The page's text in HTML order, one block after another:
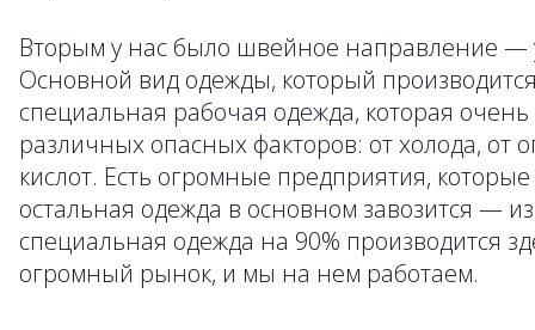
Вторым у нас было швейное направление —
Основной вид одежды, который
специальная рабочая одежда, которая
различных опасных факторов: от холода, от
кислот. Есть огромные предприятия,
остальная одежда в основном завозится —
специальная одежда на 90% производится
огромный рынок, и мы на нем работаем.